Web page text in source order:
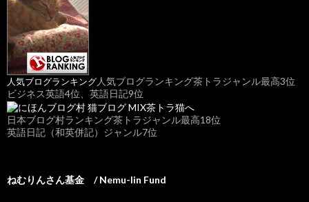
人気ブログランキング 人気ブログランキング茶トラジャンル最高3位
ビジネス英語4位、英語日記9位
日本ブログ村ランキング茶トラジャンル最高18位
英語日記（和英併記）ジャンル7位
ねむりんさん基金 / Nemu-lin Fund